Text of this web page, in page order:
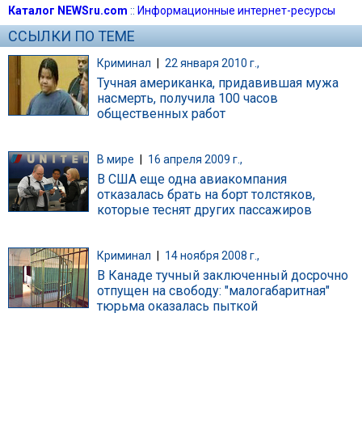
Каталог NEWSru.com :: Информационные интернет-ресурсы
ССЫЛКИ ПО ТЕМЕ
Криминал | 22 января 2010 г.,
Тучная американка, придавившая мужа
насмерть, получила 100 часов
общественных работ
В мире 16 апреля 2009 г.,
В США еще одна авиакомпания
отказалась брать на борт толстяков,
которые теснят других пассажиров
Криминал 14 ноября 2008 г.,
В Канаде тучный заключенный досрочно
отпущен на свободу: "малогабаритная"
тюрьма оказалась пыткой